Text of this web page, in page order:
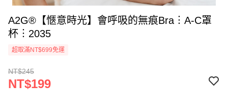
A2G®【愜意時光】會呼吸的無痕Bra︙A-C罩
杯︙2035
超取滿NT$699免運
NT$245
NT$199